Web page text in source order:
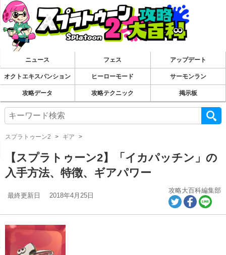
ニュース フェス アップデート
オクトエキスパンション ヒーローモード サーモンラン
攻略データ 攻略テクニック 掲示板
スプラトゥーン2 ギア
【スプラトゥーン2】「イカパッチン」の
入手方法、特徴、ギアパワー
最終更新日 2018年4月25日
攻略大百科編集部